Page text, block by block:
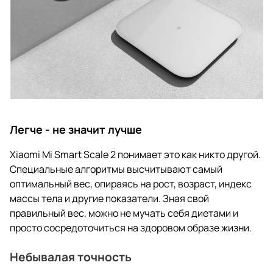
Легче - не значит лучше
Xiaomi Mi Smart Scale 2 понимает это как никто другой.
Специальные алгоритмы высчитывают самый
оптимальный вес, опираясь на рост, возраст, индекс
массы тела и другие показатели. Зная свой
правильный вес, можно не мучать себя диетами и
просто сосредоточиться на здоровом образе жизни.
Небывалая точность